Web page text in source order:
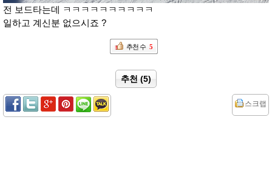
전 보드타는데 ㅋㅋㅋㅋㅋㅋㅋㅋㅋㅋ
일하고 계신분 없으시죠 ?
추천 수 5
추천 (5)
스크랩